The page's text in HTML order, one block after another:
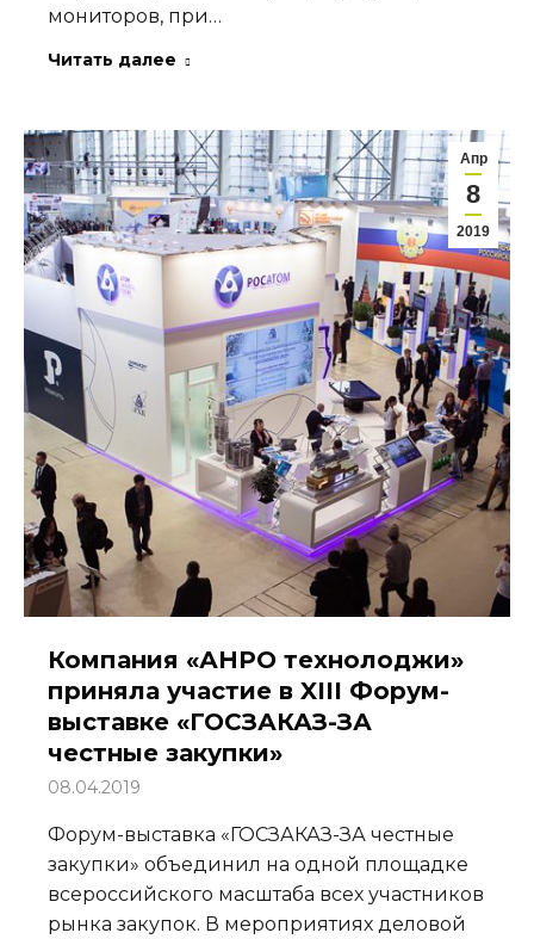
мониторов, при…
Читать далее
Апр
8
2019
Компания «АНРО технолоджи»
приняла участие в XIII Форум-
выставке «ГОСЗАКАЗ-ЗА
честные закупки»
08.04.2019
Форум-выставка «ГОСЗАКАЗ-ЗА честные
закупки» объединил на одной площадке
всероссийского масштаба всех участников
рынка закупок. В мероприятиях деловой